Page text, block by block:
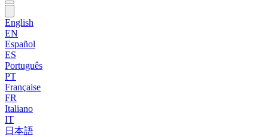
English
EN
Español
ES
Português
PT
Française
FR
Italiano
IT
日本語